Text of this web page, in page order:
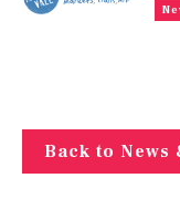
Back to News